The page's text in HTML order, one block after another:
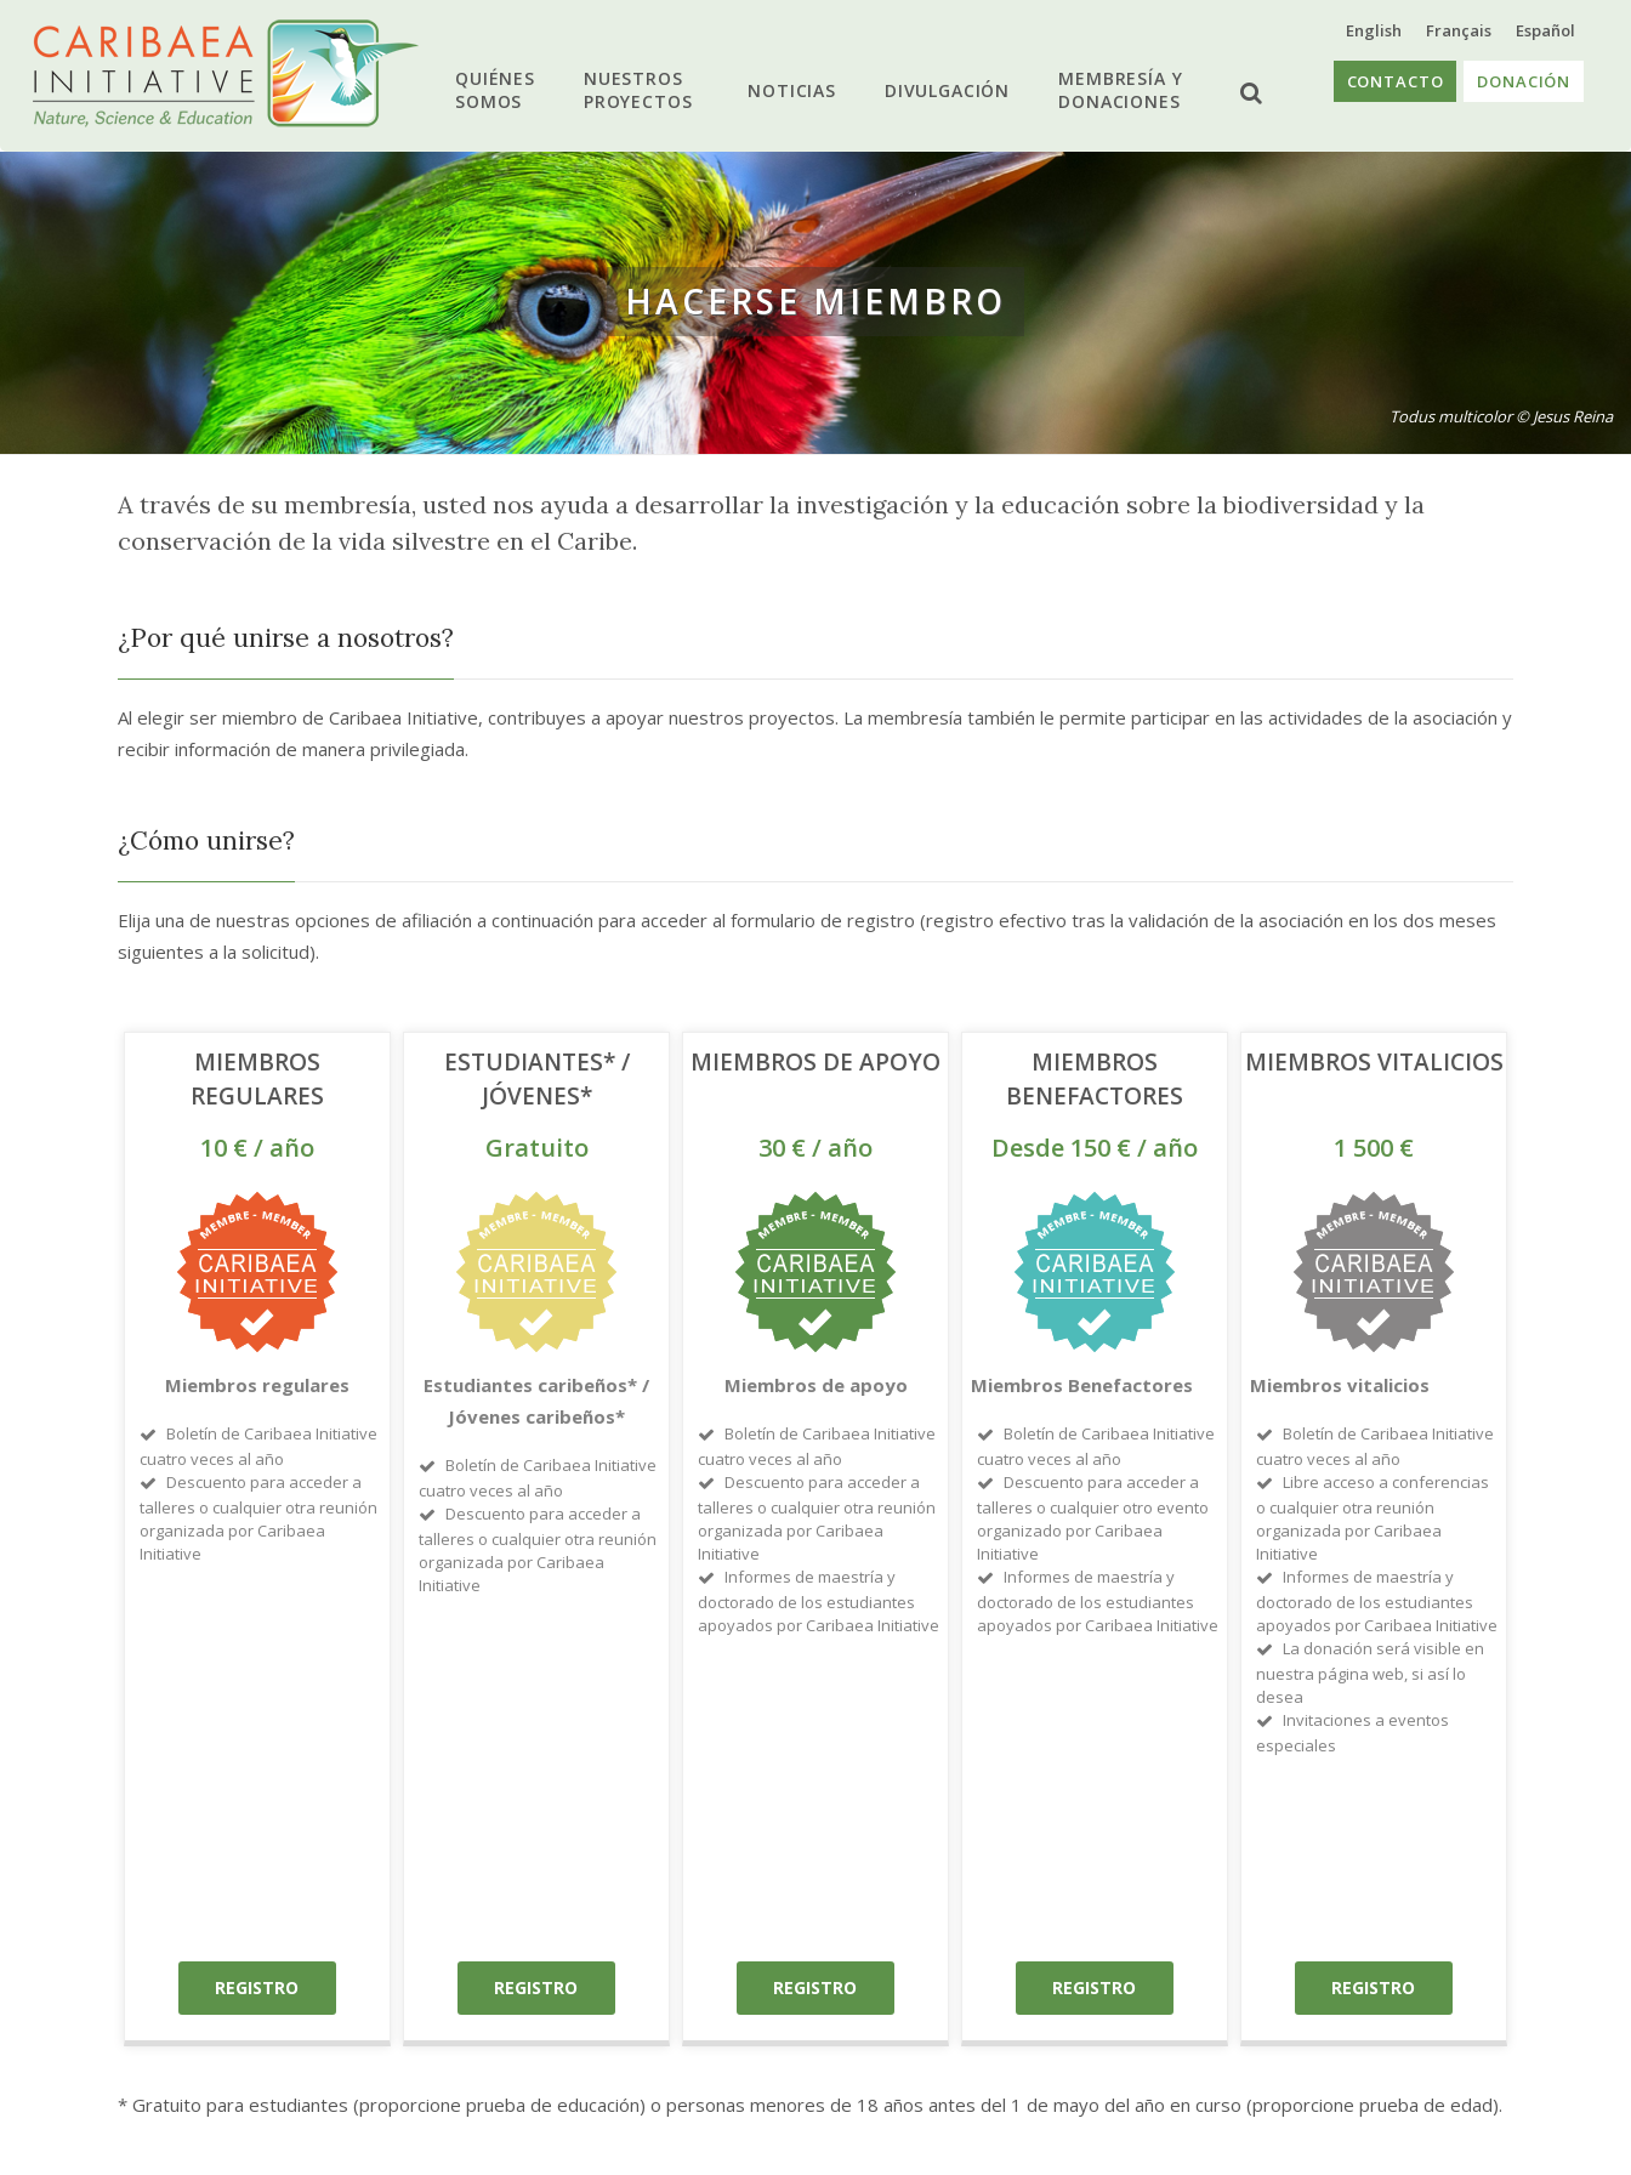
English Français Español
QUIÉNES
SOMOS
NUESTROS
PROYECTOS
NOTICIAS DIVULGACIÓN
MEMBRESÍA Y
DONACIONES
CONTACTO DONACIÓN
Todus multicolor © Jesus Reina
HACERSE MIEMBRO
A través de su membresía, usted nos ayuda a desarrollar la investigación y la educación sobre la biodiversidad y la
conservación de la vida silvestre en el Caribe.
¿Por qué unirse a nosotros?
Al elegir ser miembro de Caribaea Initiative, contribuyes a apoyar nuestros proyectos. La membresía también le permite participar en las actividades de la asociación y
recibir información de manera privilegiada.
¿Cómo unirse?
Elija una de nuestras opciones de afiliación a continuación para acceder al formulario de registro (registro efectivo tras la validación de la asociación en los dos meses
siguientes a la solicitud).
MIEMBROS
REGULARES
10 € / año
Miembros regulares
Boletín de Caribaea Initiative
cuatro veces al año
Descuento para acceder a
talleres o cualquier otra reunión
organizada por Caribaea
Initiative
REGISTRO
ESTUDIANTES* /
JÓVENES*
Gratuito
Estudiantes caribeños* /
Jóvenes caribeños*
Boletín de Caribaea Initiative
cuatro veces al año
Descuento para acceder a
talleres o cualquier otra reunión
organizada por Caribaea
Initiative
REGISTRO
MIEMBROS DE APOYO
30 € / año
Miembros de apoyo
Boletín de Caribaea Initiative
cuatro veces al año
Descuento para acceder a
talleres o cualquier otra reunión
organizada por Caribaea
Initiative
Informes de maestría y
doctorado de los estudiantes
apoyados por Caribaea Initiative
REGISTRO
MIEMBROS
BENEFACTORES
Desde 150 € / año
Miembros Benefactores
Boletín de Caribaea Initiative
cuatro veces al año
Descuento para acceder a
talleres o cualquier otro evento
organizado por Caribaea
Initiative
Informes de maestría y
doctorado de los estudiantes
apoyados por Caribaea Initiative
REGISTRO
MIEMBROS VITALICIOS
1 500 €
Miembros vitalicios
Boletín de Caribaea Initiative
cuatro veces al año
Libre acceso a conferencias
o cualquier otra reunión
organizada por Caribaea
Initiative
Informes de maestría y
doctorado de los estudiantes
apoyados por Caribaea Initiative
La donación será visible en
nuestra página web, si así lo
desea
Invitaciones a eventos
especiales
REGISTRO
* Gratuito para estudiantes (proporcione prueba de educación) o personas menores de 18 años antes del 1 de mayo del año en curso (proporcione prueba de edad).